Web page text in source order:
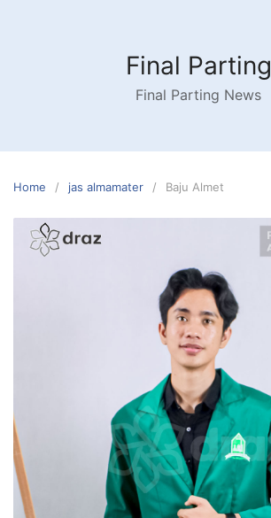
Final Parting
Final Parting News
Home jas almamater Baju Almet